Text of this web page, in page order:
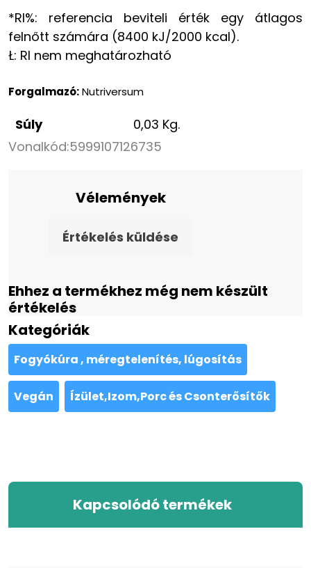
*RI%: referencia beviteli érték egy átlagos
felnőtt számára (8400 kJ/2000 kcal).
Ł: RI nem meghatározható
Forgalmazó:Nutriversum
Súly
0,03 Kg.
Vonalkód:5999107126735
Vélemények
Értékelés küldése
Ehhez a termékhez még nem készült
értékelés
Kategóriák
Fogyókúra , méregtelenítés, lúgosítás
Vegán Ízület,Izom,Porc és Csonterősítők
Kapcsolódó termékek